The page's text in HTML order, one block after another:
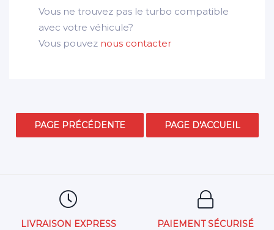
Vous ne trouvez pas le turbo compatible
avec votre véhicule?
Vous pouvez nous contacter
LIVRAISON EXPRESS
PAIEMENT SÉCURISÉ